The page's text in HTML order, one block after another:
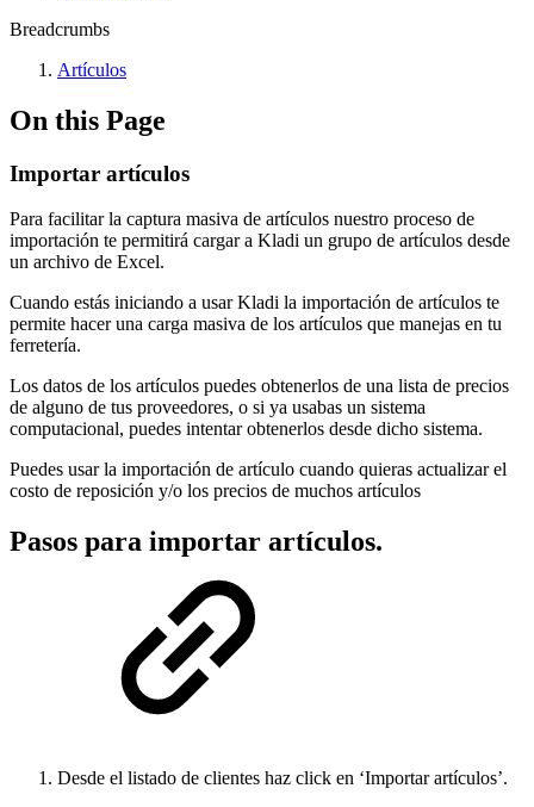
Breadcrumbs
Artículos
On this Page
Importar artículos
Para facilitar la captura masiva de artículos nuestro proceso de
importación te permitirá cargar a Kladi un grupo de artículos desde
un archivo de Excel.
Cuando estás iniciando a usar Kladi la importación de artículos te
permite hacer una carga masiva de los artículos que manejas en tu
ferretería.
Los datos de los artículos puedes obtenerlos de una lista de precios
de alguno de tus proveedores, o si ya usabas un sistema
computacional, puedes intentar obtenerlos desde dicho sistema.
Puedes usar la importación de artículo cuando quieras actualizar el
costo de reposición y/o los precios de muchos artículos
Pasos para importar artículos.
Desde el listado de clientes haz click en ‘Importar artículos’.